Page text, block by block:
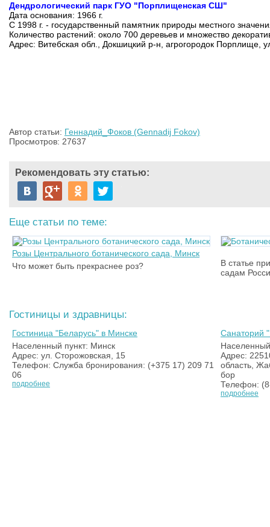
Дендрологический парк ГУО "Порплищенская СШ"
Дата основания: 1966 г.
С 1998 г. - государственный памятник природы местного
Количество растений: около 700 деревьев и множество
Адрес: Витебская обл., Докшицкий р-н, агрогородок Порплище,
Автор статьи: Геннадий_Фоков (Gennadij Fokov)
Просмотров: 27637
Рекомендовать эту статью:
Еще статьи по теме:
Розы Центрального ботанического сада, Минск
Что может быть прекраснее роз?
В статье
садам
Гостиницы и здравницы:
Гостиница "Беларусь" в Минске
Населенный пункт: Минск
Адрес: ул. Сторожовская, 15
Телефон: Служба бронирования: (+375 17) 209 71
06
подробнее
Санаторий
Адрес:
область,
бор
Телефон:
подробнее